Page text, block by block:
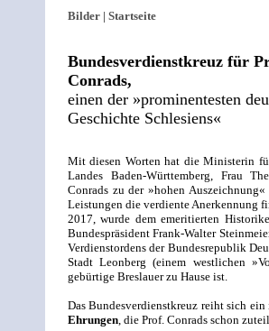
Bilder | Startseite
Bundesverdienstkreuz für
Conrads,
einen der »prominentesten
Geschichte Schlesiens«
Mit diesen Worten hat die Ministerin
Landes Baden-Württemberg, Frau
Conrads zu der »hohen
Leistungen die verdiente Anerkennung
2017, wurde dem emeritierten
Bundespräsident Frank-Walter
Verdienstordens der Bundesrepublik
Stadt Leonberg (einem westlichen
gebürtige Breslauer zu Hause ist.
Das Bundesverdienstkreuz reiht sich
Ehrungen, die Prof. Conrads schon